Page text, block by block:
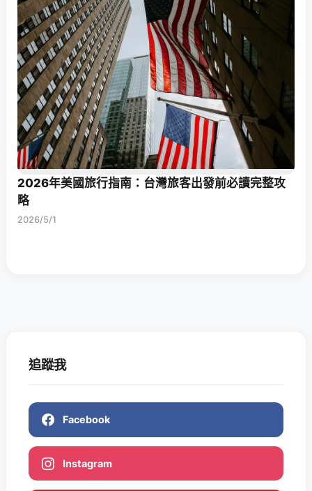
2026年美國旅行指南：台灣旅客出發前必讀完整攻
略
2026/5/1
追蹤我
Facebook
Instagram